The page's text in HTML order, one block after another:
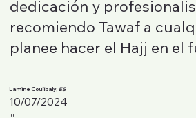
dedicación y
recomiendo Tawaf a
planee hacer el Hajj en el
Lamine Coulibaly,ES
10/07/2024